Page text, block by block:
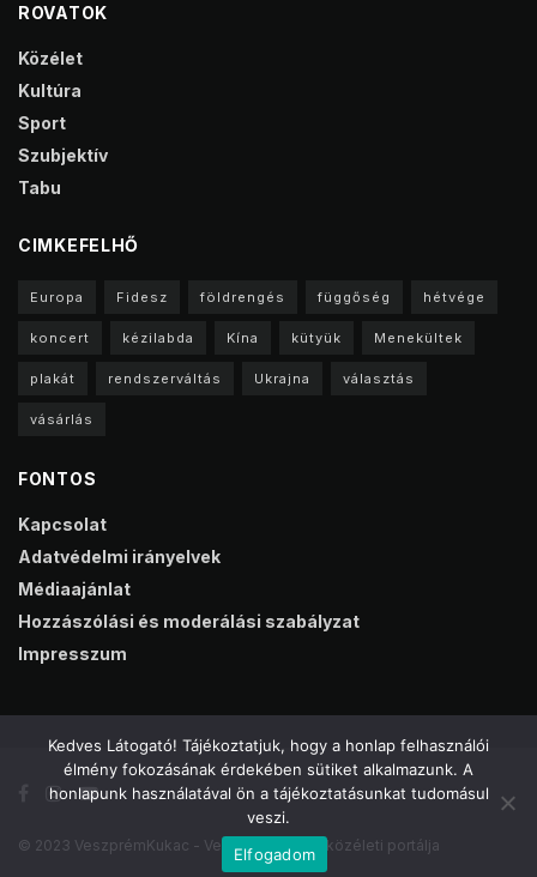
ROVATOK
Közélet
Kultúra
Sport
Szubjektív
Tabu
CIMKEFELHŐ
Europa Fidesz földrengés függőség hétvége
koncert kézilabda Kína kütyük Menekültek
plakát rendszerváltás Ukrajna választás
vásárlás
FONTOS
Kapcsolat
Adatvédelmi irányelvek
Médiaajánlat
Hozzászólási és moderálási szabályzat
Impresszum
© 2023 VeszprémKukac - Veszprém online közéleti portálja
Kedves Látogató! Tájékoztatjuk, hogy a honlap felhasználói
élmény fokozásának érdekében sütiket alkalmazunk. A
honlapunk használatával ön a tájékoztatásunkat tudomásul
veszi.
Elfogadom